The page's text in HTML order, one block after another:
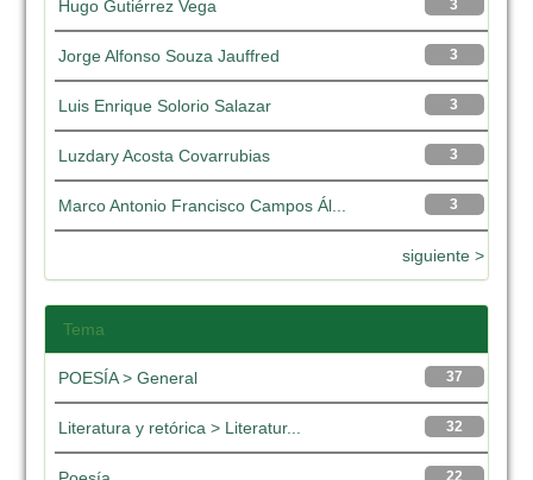
3
Hugo Gutiérrez Vega
3
Jorge Alfonso Souza Jauffred
3
Luis Enrique Solorio Salazar
3
Luzdary Acosta Covarrubias
3
Marco Antonio Francisco Campos Ál...
siguiente >
Tema
37
POESÍA > General
32
Literatura y retórica > Literatur...
22